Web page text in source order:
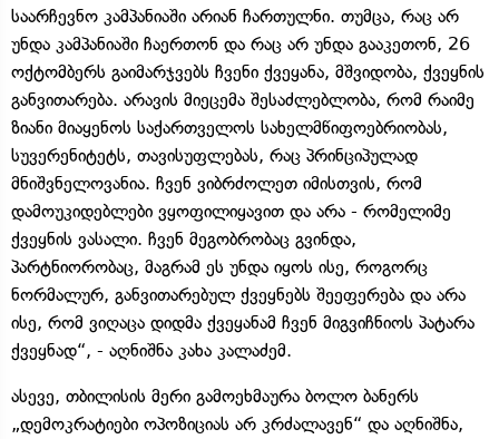
საარჩევნო კამპანიაში არიან ჩართულნი. თუმცა, რაც არ
უნდა კამპანიაში ჩაერთონ და რაც არ უნდა გააკეთონ, 26
ოქტომბერს გაიმარჯვებს ჩვენი ქვეყანა, მშვიდობა, ქვეყნის
განვითარება. არავის მიეცემა შესაძლებლობა, რომ რაიმე
ზიანი მიაყენოს საქართველოს სახელმწიფოებრიობას,
სუვერენიტეტს, თავისუფლებას, რაც პრინციპულად
მნიშვნელოვანია. ჩვენ ვიბრძოლეთ იმისთვის, რომ
დამოუკიდებლები ვყოფილიყავით და არა - რომელიმე
ქვეყნის ვასალი. ჩვენ მეგობრობაც გვინდა,
პარტნიორობაც, მაგრამ ეს უნდა იყოს ისე, როგორც
ნორმალურ, განვითარებულ ქვეყნებს შეეფერება და არა
ისე, რომ ვიღაცა დიდმა ქვეყანამ ჩვენ მიგვიჩნიოს პატარა
ქვეყნად“, - აღნიშნა კახა კალაძემ.
ასევე, თბილისის მერი გამოეხმაურა ბოლო ბანერს
„დემოკრატიები ოპოზიციას არ კრძალავენ“ და აღნიშნა,